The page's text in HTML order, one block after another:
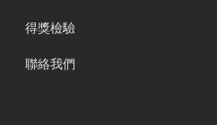
得獎檢驗
聯絡我們